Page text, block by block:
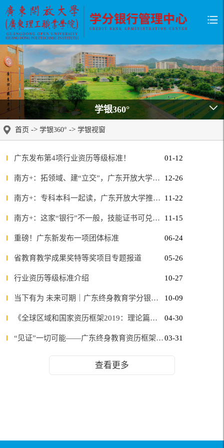
学银360°
首页 -> 学银360° -> 学银视窗
广东发布第4项行业资历等级标准！ 01-12
南方+：拓领域、建“立交”，广东开放大学这样服务全民终身学习 12-26
南方+：专科本科一起读，广东开放大学推动“一体化”人才培养 11-22
南方+：这家“银行”不一般，技能证书可兑换课程学分 11-15
重磅！广东新发布一项团体标准 06-24
省教育教学成果奖特等奖项目专题报道 05-26
行业资历等级标准介绍 10-27
当下有为 未来可期｜广东终身教育学分银行迈进“十四五 ”，开启新征程 10-09
《全球区域和国家资历框架2019：理论篇》（中文版）正式出版 04-30
“见证”一切可能——广东终身教育资历框架宣传片正式推出 03-31
查看更多